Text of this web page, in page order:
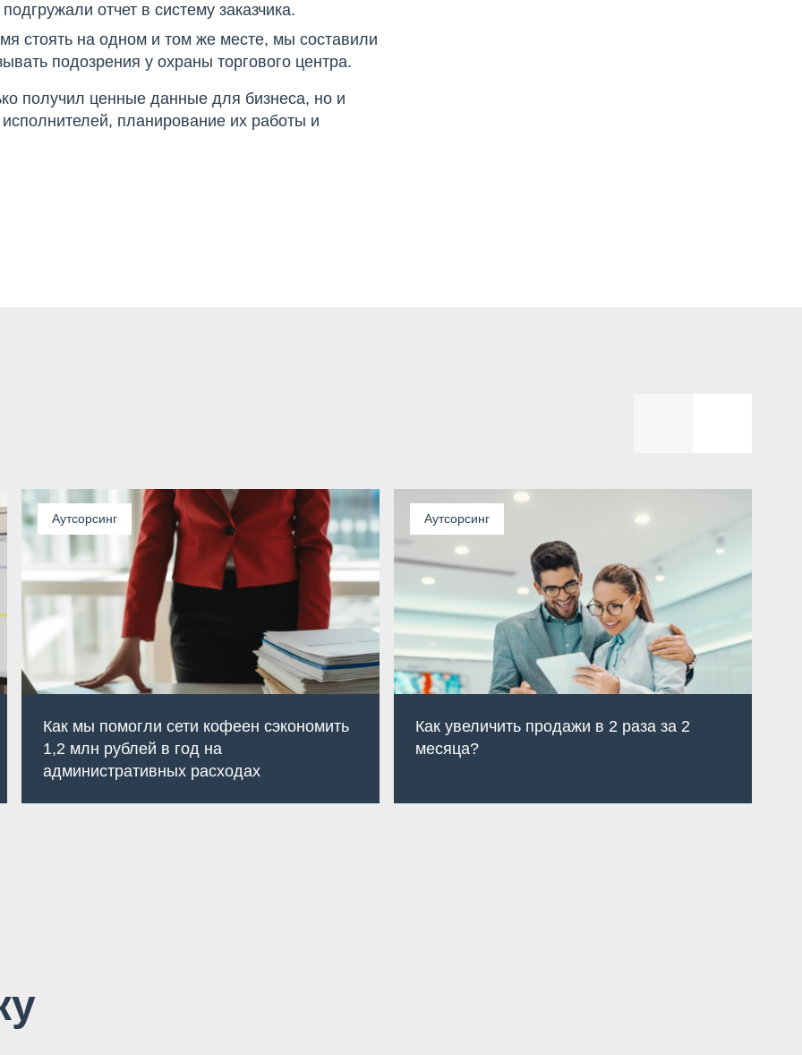
отчет в систему заказчика.
стоять на одном и том же месте, мы составили
подозрения у охраны торгового центра.
получил ценные данные для бизнеса, но и
планирование их работы и
Аутсорсинг
Как мы помогли сети кофеен сэкономить
1,2 млн рублей в год на
административных расходах
Аутсорсинг
Как увеличить продажи в 2 раза за 2
месяца?